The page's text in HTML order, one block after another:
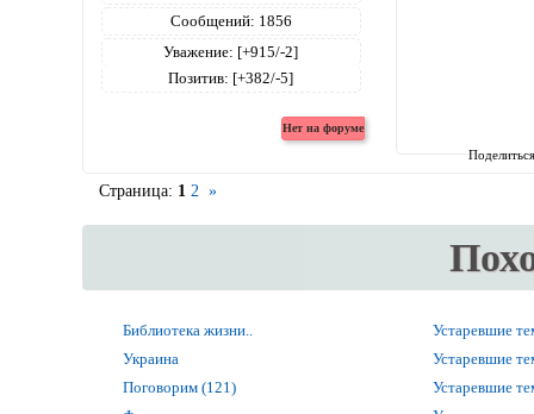
Сообщений: 1856
Уважение: [+915/-2]
Позитив: [+382/-5]
Страница: 1 2 »
Библиотека жизни..
Устаревшие
Украина
Устаревшие
Поговорим (121)
Устаревшие